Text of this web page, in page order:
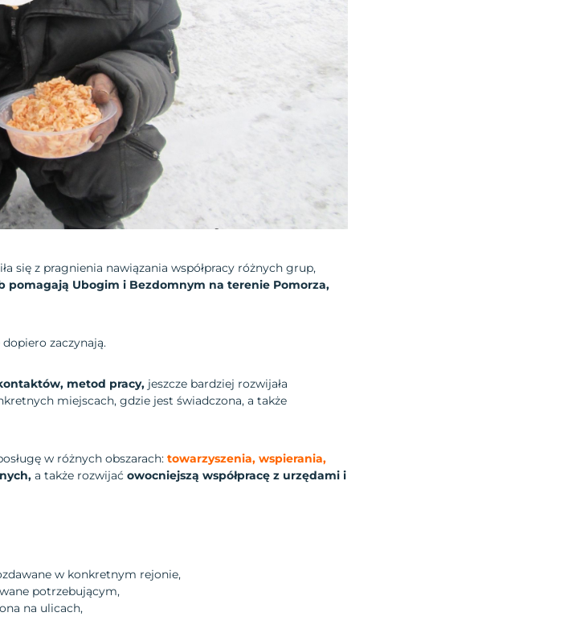
się z pragnienia nawiązania współpracy różnych grup,
pomagają Ubogim i Bezdomnym na terenie Pomorza,
zaczynają.
metod pracy, jeszcze bardziej rozwijała
miejscach, gdzie jest świadczona, a także
w różnych obszarach: towarzyszenia, wspierania,
a także rozwijać owocniejszą współpracę z urzędami i
w konkretnym rejonie,
potrzebującym,
na ulicach,